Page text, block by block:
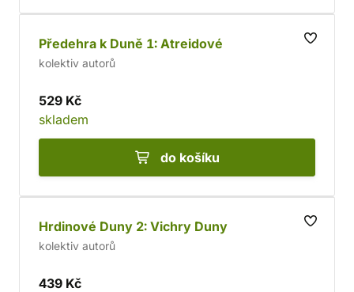
Předehra k Duně 1: Atreidové
kolektiv autorů
529 Kč
skladem
do košíku
Hrdinové Duny 2: Vichry Duny
kolektiv autorů
439 Kč